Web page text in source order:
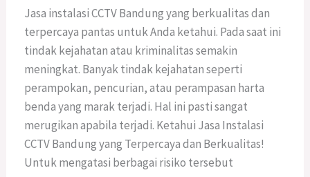
Jasa instalasi CCTV Bandung yang berkualitas dan
terpercaya pantas untuk Anda ketahui. Pada saat ini
tindak kejahatan atau kriminalitas semakin
meningkat. Banyak tindak kejahatan seperti
perampokan, pencurian, atau perampasan harta
benda yang marak terjadi. Hal ini pasti sangat
merugikan apabila terjadi. Ketahui Jasa Instalasi
CCTV Bandung yang Terpercaya dan Berkualitas!
Untuk mengatasi berbagai risiko tersebut
dan
Berkualitas!